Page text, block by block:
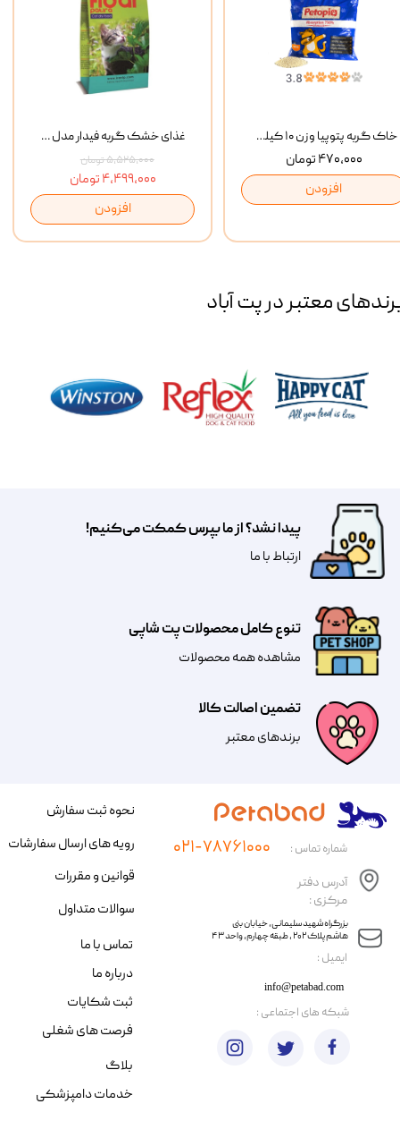
غذای خشک گربه فیدار مدل Adult وزن 10 کیلوگرم
۵,۵۲۵,۰۰۰ تومان
۴,۴۹۹,۰۰۰ تومان
افزودن
خاک گربه پتوپیا وزن ۱۰ کیلوگرم
۴۷۰,۰۰۰ تومان
افزودن
معتبر در پت آباد
تضمین اصالت کالا
​​برندهای معتبر​​​​​​​
تنوع کامل محصولات پت شاپی
مشاهده همه محصولات
پیدا نشد؟ از ما بپرس کمکت می‌کنیم!
​​​ارتباط با ما
​ایمیل :
آدرس دفتر
مرکزی :
info@petabad.com
​​بزرگراه شهید سلیمانی، خیابان بنی
هاشم پلاک ۲۰۲ ، طبقه چهارم، واحد ۴۳
شماره تماس : ۰۲۱-۷۸۷۶۱۰۰۰
نحوه ثبت سفارش
رویه های ارسال سفارشات
قوانین و مقررات
سوالات متداول
تماس با ما
درباره ما
ثبت شکایات
فرصت های شغلی
​شبکه های اجتماعی :
بلاگ
خدمات دامپزشکی